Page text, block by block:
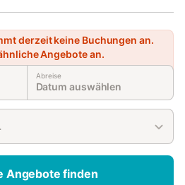
derzeit keine Buchungen an.
Angebote an.
Abreise
Datum auswählen
Angebote finden